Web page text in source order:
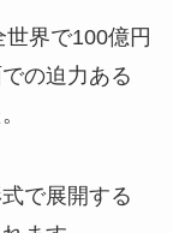
世界で100億円
の迫力ある
で展開する